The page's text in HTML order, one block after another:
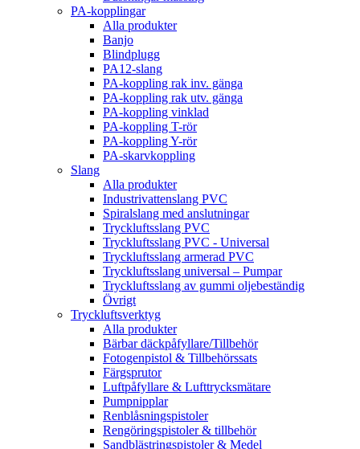
PA-kopplingar
Alla produkter
Banjo
Blindplugg
PA12-slang
PA-koppling rak inv. gänga
PA-koppling rak utv. gänga
PA-koppling vinklad
PA-koppling T-rör
PA-koppling Y-rör
PA-skarvkoppling
Slang
Alla produkter
Industrivattenslang PVC
Spiralslang med anslutningar
Tryckluftsslang PVC
Tryckluftsslang PVC - Universal
Tryckluftsslang armerad PVC
Tryckluftsslang universal – Pumpar
Tryckluftsslang av gummi oljebeständig
Övrigt
Tryckluftsverktyg
Alla produkter
Bärbar däckpåfyllare/Tillbehör
Fotogenpistol & Tillbehörssats
Färgsprutor
Luftpåfyllare & Lufttrycksmätare
Pumpnipplar
Renblåsningspistoler
Rengöringspistoler & tillbehör
Sandblästringspistoler & Medel